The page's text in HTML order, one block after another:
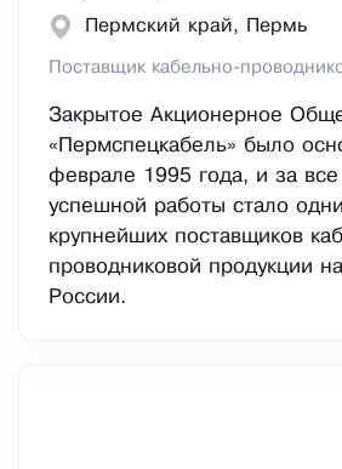
Пермский край, Пермь
Поставщик кабельно-
Закрытое Акционерное
«Пермспецкабель» было
феврале 1995 года, и за все
успешной работы стало
крупнейших поставщиков
проводниковой продукции
России.